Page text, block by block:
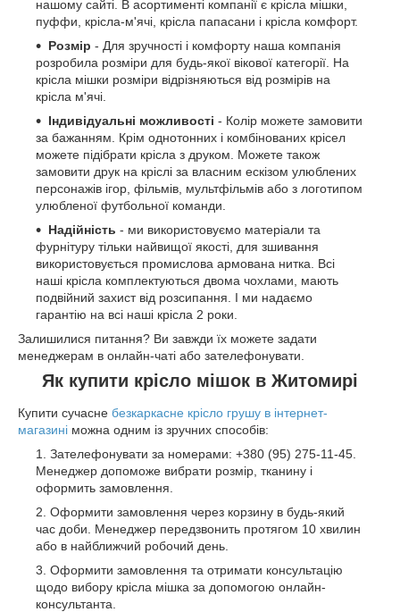
нашому сайті. В асортименті компанії є крісла мішки,
пуффи, крісла-м'ячі, крісла папасани і крісла комфорт.
Розмір - Для зручності і комфорту наша компанія
розробила розміри для будь-якої вікової категорії. На
крісла мішки розміри відрізняються від розмірів на
крісла м'ячі.
Індивідуальні можливості - Колір можете замовити
за бажанням. Крім однотонних і комбінованих крісел
можете підібрати крісла з друком. Можете також
замовити друк на кріслі за власним ескізом улюблених
персонажів ігор, фільмів, мультфільмів або з логотипом
улюбленої футбольної команди.
Надійність - ми використовуємо матеріали та
фурнітуру тільки найвищої якості, для зшивання
використовується промислова армована нитка. Всі
наші крісла комплектуються двома чохлами, мають
подвійний захист від розсипання. І ми надаємо
гарантію на всі наші крісла 2 роки.
Залишилися питання? Ви завжди їх можете задати
менеджерам в онлайн-чаті або зателефонувати.
Як купити крісло мішок в Житомирі
Купити сучасне безкаркасне крісло грушу в інтернет-
магазині можна одним із зручних способів:
Зателефонувати за номерами: +380 (95) 275-11-45.
Менеджер допоможе вибрати розмір, тканину і
оформить замовлення.
Оформити замовлення через корзину в будь-який
час доби. Менеджер передзвонить протягом 10 хвилин
або в найближчий робочий день.
Оформити замовлення та отримати консультацію
щодо вибору крісла мішка за допомогою онлайн-
консультанта.